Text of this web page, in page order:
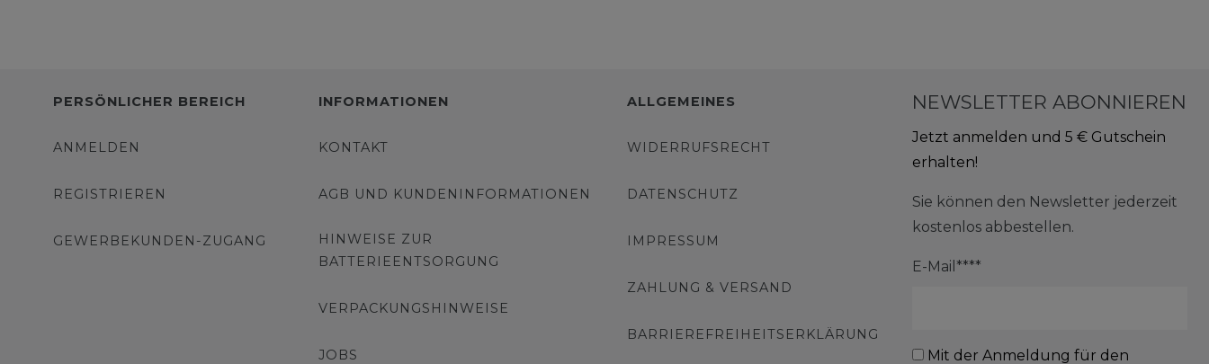
PERSÖNLICHER BEREICH
ANMELDEN
REGISTRIEREN
GEWERBEKUNDEN-ZUGANG
INFORMATIONEN
KONTAKT
AGB UND KUNDENINFORMATIONEN
HINWEISE ZUR
BATTERIEENTSORGUNG
VERPACKUNGSHINWEISE
JOBS
ALLGEMEINES
WIDERRUFSRECHT
DATENSCHUTZ
IMPRESSUM
ZAHLUNG & VERSAND
BARRIEREFREIHEITSERKLÄRUNG
NEWSLETTER ABONNIEREN
Jetzt anmelden und 5 € Gutschein
erhalten!
Sie können den Newsletter jederzeit
kostenlos abbestellen.
E-Mail****
Mit der Anmeldung für den